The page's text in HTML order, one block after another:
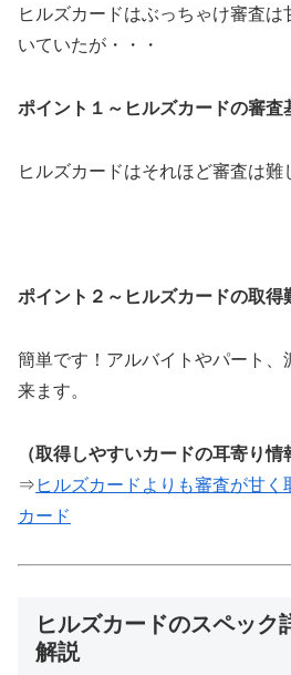
ヒルズカードはぶっちゃけ審査は
いていたが・・・
ポイント１～ヒルズカードの審査
ヒルズカードはそれほど審査は難
ポイント２～ヒルズカードの取得
簡単です！アルバイトやパート、
来ます。
（取得しやすいカードの耳寄り情
⇒ ヒルズカードよりも審査が甘く
カード
ヒルズカードのスペック
解説